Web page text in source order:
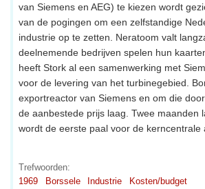
van Siemens en AEG) te kiezen wordt
van de pogingen om een zelfstandige
industrie op te zetten. Neratoom valt
deelnemende bedrijven spelen hun
heeft Stork al een samenwerking met
voor de levering van het turbinegebied.
exportreactor van Siemens en om die
de aanbestede prijs laag. Twee maanden
wordt de eerste paal voor de kerncentrale
Trefwoorden:
1969
Borssele Industrie
Kosten/budget